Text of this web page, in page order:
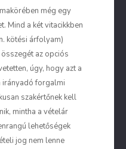
még egy
Mind a két vitacikkben
kötési árfolyam)
az opciós
úgy, hogy azt a
irányadó forgalmi
szakértőnek kell
mintha a vételár
lehetőségek
jog nem lenne